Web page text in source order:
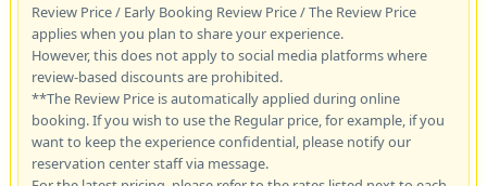
Review Price / Early Booking Review Price / The Review Price
applies when you plan to share your experience.
However, this does not apply to social media platforms where
review-based discounts are prohibited.
**The Review Price is automatically applied during online
booking. If you wish to use the Regular price, for example, if you
want to keep the experience confidential, please notify our
reservation center staff via message.